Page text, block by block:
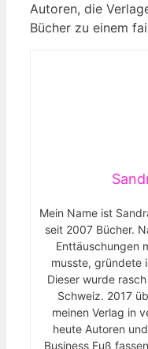
Autoren, die
Bücher zu einem
Mein Name ist
seit 2007 Bücher.
Enttäuschungen
musste, gründete
Dieser wurde
Schweiz. 2017
meinen Verlag in
heute Autoren
Business Fuß